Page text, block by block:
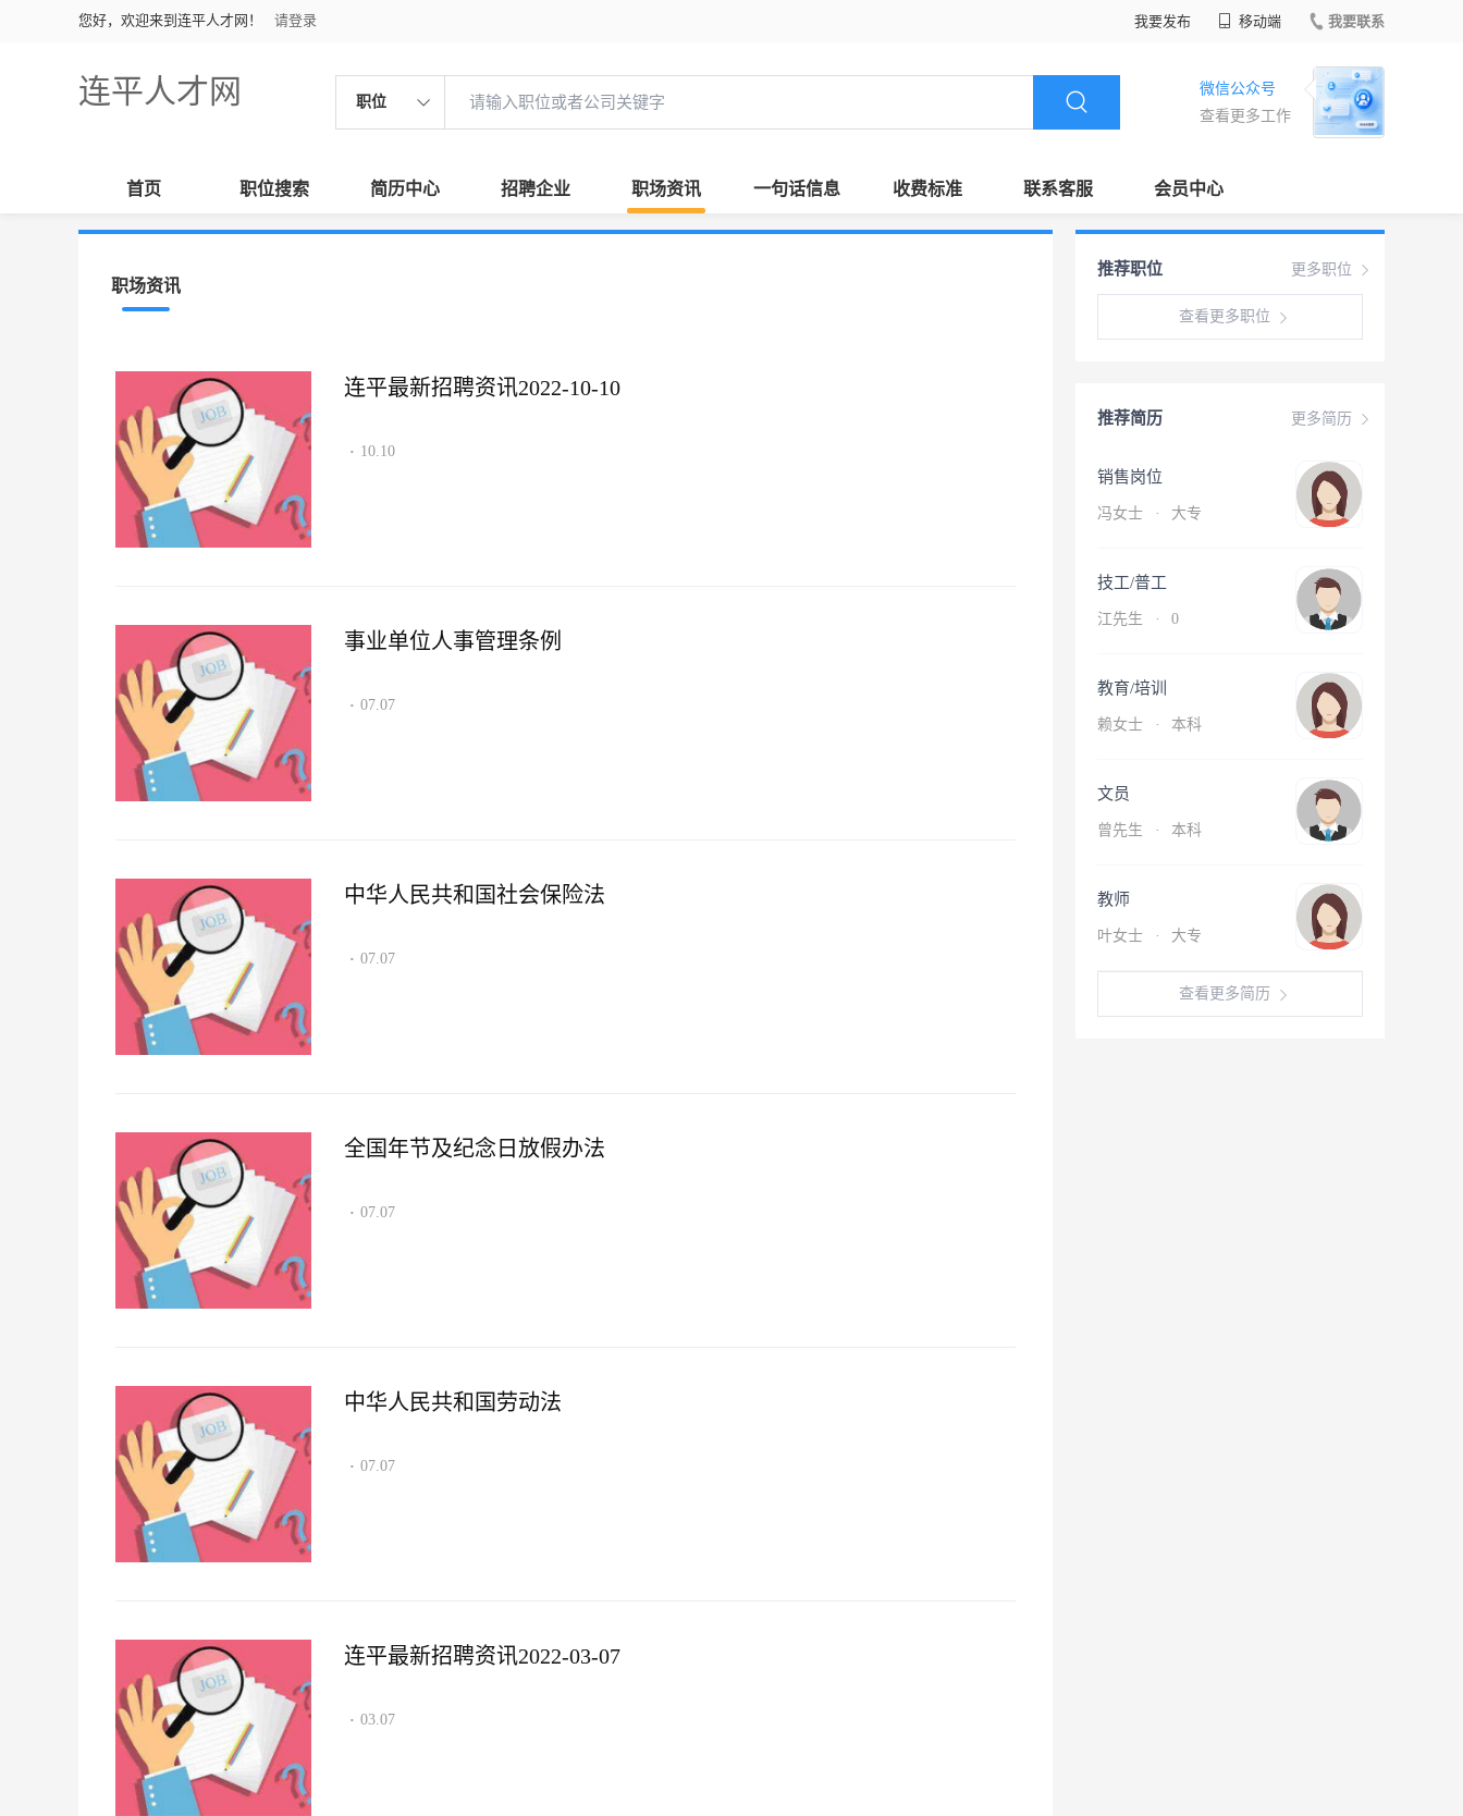
您好，欢迎来到连平人才网！ 请登录 我要发布 移动端 我要联系
连平人才网 职位
微信公众号
查看更多工作
首页 职位搜索 简历中心 招聘企业 职场资讯 一句话信息 收费标准 联系客服 会员中心
职场资讯
连平最新招聘资讯2022-10-10
· 10.10
事业单位人事管理条例
· 07.07
中华人民共和国社会保险法
· 07.07
全国年节及纪念日放假办法
· 07.07
中华人民共和国劳动法
· 07.07
连平最新招聘资讯2022-03-07
· 03.07
更多职位
推荐职位
查看更多职位
更多简历
推荐简历
销售岗位
冯女士 · 大专
技工/普工
江先生 · 0
教育/培训
赖女士 · 本科
文员
曾先生 · 本科
教师
叶女士 · 大专
查看更多简历